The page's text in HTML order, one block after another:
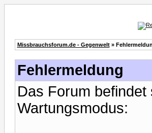
Missbrauchsforum.de - Gegenwelt»
Fehlermeldung
Das Forum
Wartungsmodus: